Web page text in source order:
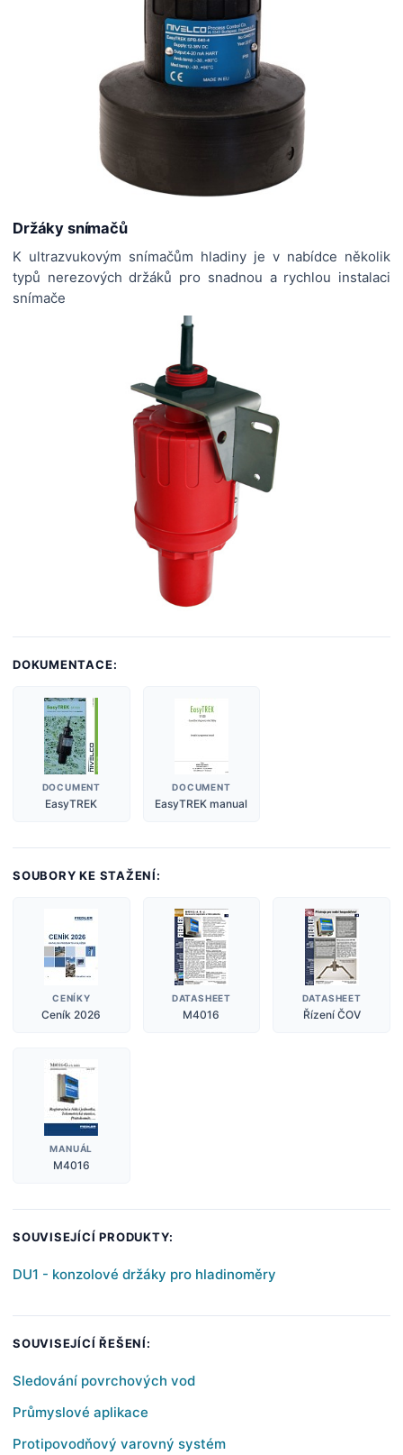
Držáky snímačů
K ultrazvukovým snímačům hladiny je v nabídce několik
typů nerezových držáků pro snadnou a rychlou instalaci
snímače
DOKUMENTACE:
DOCUMENT
EasyTREK
DOCUMENT
EasyTREK manual
SOUBORY KE STAŽENÍ:
CENÍKY
Ceník 2026
DATASHEET
M4016
DATASHEET
Řízení ČOV
MANUÁL
M4016
SOUVISEJÍCÍ PRODUKTY:
DU1 - konzolové držáky pro hladinoměry
SOUVISEJÍCÍ ŘEŠENÍ:
Sledování povrchových vod
Průmyslové aplikace
Protipovodňový varovný systém